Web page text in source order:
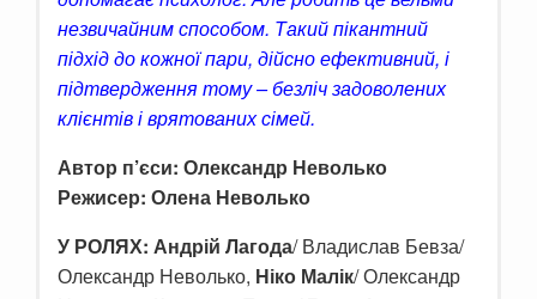
незвичайним способом. Такий пікантний
підхід до кожної пари, дійсно ефективний, і
підтвердження тому – безліч задоволених
клієнтів і врятованих сімей.
Автор п’єси: Олександр Неволько
Режисер: Олена Неволько
У РОЛЯХ: Андрій Лагода/ Владислав Бевза/
Олександр Неволько, Ніко Малік/ Олександр